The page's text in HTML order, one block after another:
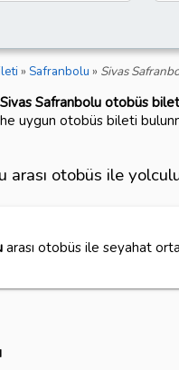
» Safranbolu » Sivas
Sivas Safranbolu otobüs
uygun otobüs bileti
arası otobüs ile
arası otobüs ile seyahat